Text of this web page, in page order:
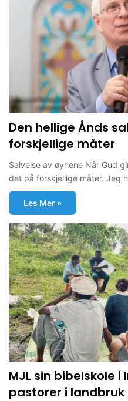
Den hellige Ånds
forskjellige måter
Salvelse av øynene Når Gud
det på forskjellige måter. Jeg
Les Mer »
MJL sin bibelskole
pastorer i landbruk